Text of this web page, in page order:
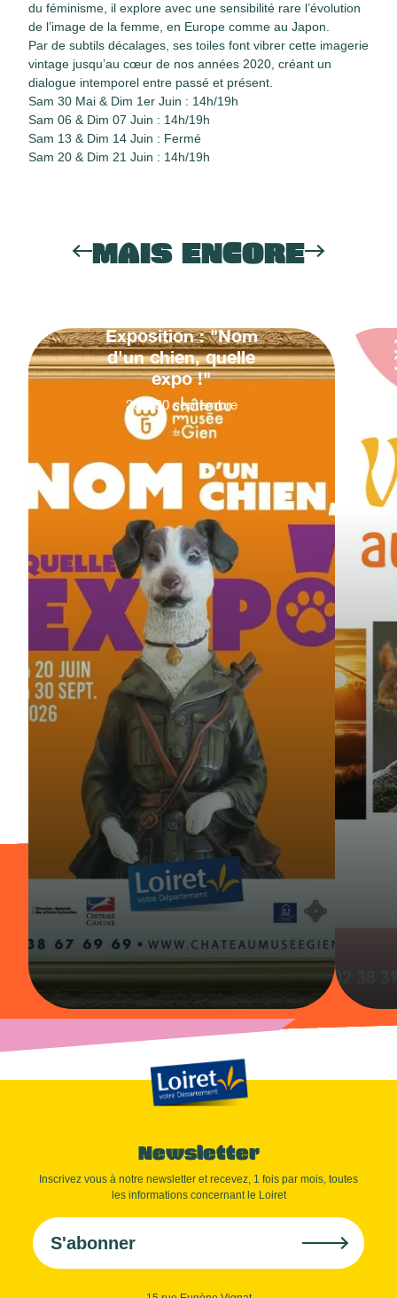
du féminisme, il explore avec une sensibilité rare l’évolution
de l’image de la femme, en Europe comme au Japon.
Par de subtils décalages, ses toiles font vibrer cette imagerie
vintage jusqu’au cœur de nos années 2020, créant un
dialogue intemporel entre passé et présent.
Sam 30 Mai & Dim 1er Juin : 14h/19h
Sam 06 & Dim 07 Juin : 14h/19h
Sam 13 & Dim 14 Juin : Fermé
Sam 20 & Dim 21 Juin : 14h/19h
MAIS ENCORE
Exposition : "Nom
d'un chien, quelle
expo !"
20 30 septembre
Newsletter
Inscrivez vous à notre newsletter et recevez, 1 fois par mois, toutes
les informations concernant le Loiret
S'abonner